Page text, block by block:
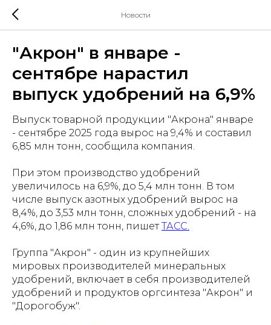
Новости
"Акрон" в январе -
сентябре нарастил
выпуск удобрений на 6,9%
Выпуск товарной продукции "Акрона" январе
- сентябре 2025 года вырос на 9,4% и составил
6,85 млн тонн, сообщила компания.
При этом производство удобрений
увеличилось на 6,9%, до 5,4 млн тонн. В том
числе выпуск азотных удобрений вырос на
8,4%, до 3,53 млн тонн, сложных удобрений - на
4,6%, до 1,86 млн тонн, пишетТАСС.
Группа "Акрон" - один из крупнейших
мировых производителей минеральных
удобрений, включает в себя производителей
удобрений и продуктов оргсинтеза "Акрон" и
"Дорогобуж".